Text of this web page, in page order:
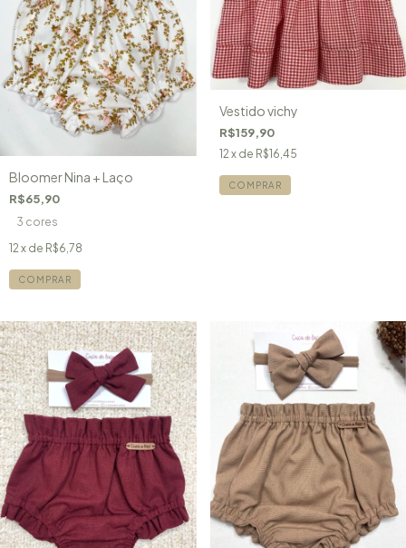
Bloomer Nina + Laço
R$65,90
3 cores
12 x de R$6,78
COMPRAR
Vestido vichy
R$159,90
12x de R$16,45
COMPRAR